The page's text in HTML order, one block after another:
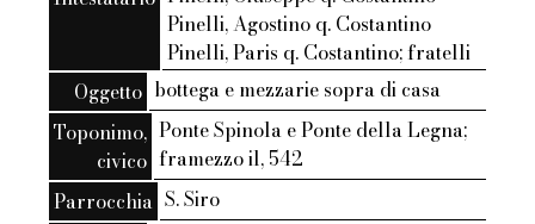
Pinelli, Agostino q. Costantino
Pinelli, Paris q. Costantino; fratelli
Oggetto bottega e mezzarie sopra di casa
Toponimo,
civico
Ponte Spinola e Ponte della Legna;
framezzo il, 542
Parrocchia S. Siro